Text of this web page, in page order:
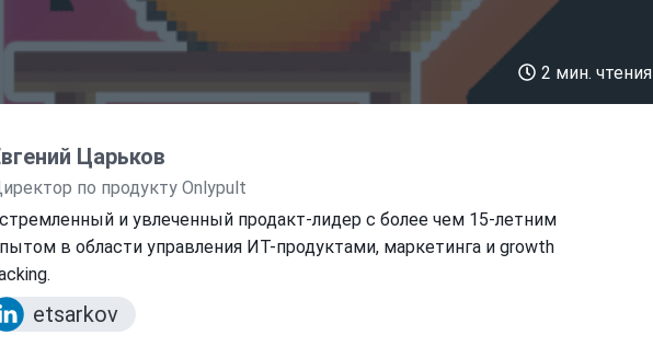
2 мин. чтения
Царьков
по продукту Onlypult
и увлеченный продакт-лидер с более чем 15-летним
в области управления ИТ-продуктами, маркетинга и growth
etsarkov